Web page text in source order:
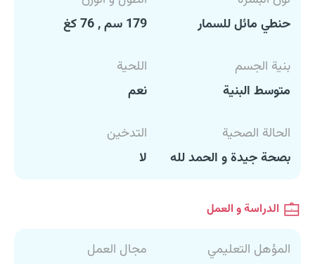
حنطي مائل للسمار
179 سم , 76 كغ
بنية الجسم
متوسط البنية
اللحية
نعم
الحالة الصحية
بصحة جيدة و الحمد لله
التدخين
لا
الدراسة و العمل
المؤهل التعليمي
مجال العمل